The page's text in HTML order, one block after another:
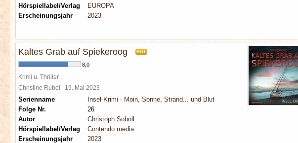
Hörspiellabel/Verlag
EUROPA
Erscheinungsjahr
2023
Kaltes Grab auf Spiekeroog HOT
8,0
Krimi u. Thriller
Christine Rubel 19. Mai 2023
Serienname
Insel-Krimi - Moin, Sonne, Strand... und Blut
Folge Nr.
26
Autor
Christoph Soboll
Hörspiellabel/Verlag
Contendo media
Erscheinungsjahr
2023